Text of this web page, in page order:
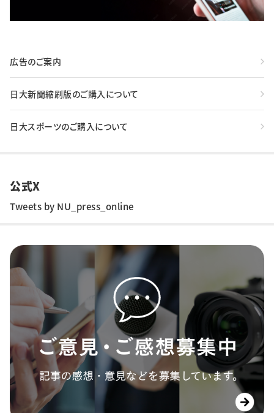
広告のご案内
日大新聞縮刷版のご購入について
日大スポーツのご購入について
公式X
Tweets by NU_press_online